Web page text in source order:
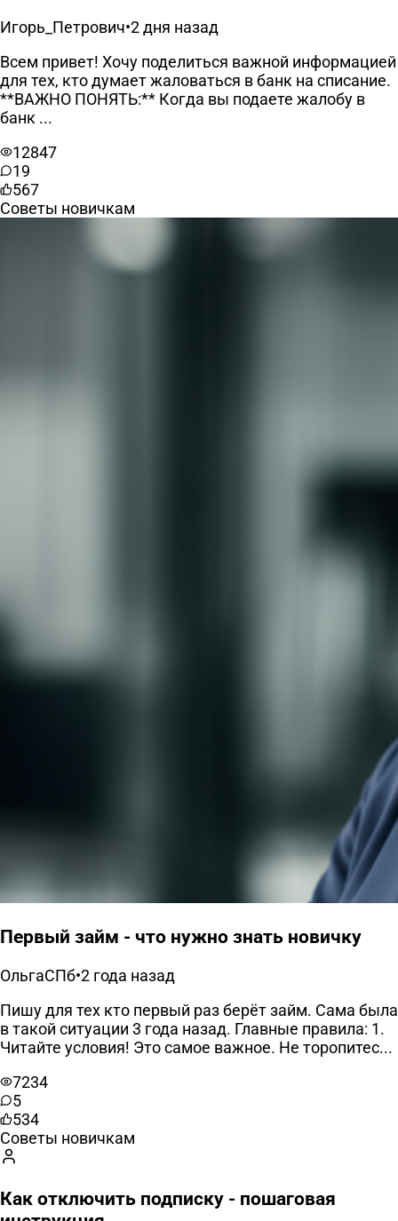
Игорь_Петрович•2 дня назад
Всем привет! Хочу поделиться важной информацией
для тех, кто думает жаловаться в банк на списание.
**ВАЖНО ПОНЯТЬ:** Когда вы подаете жалобу в
банк ...
12847
19
567
Советы новичкам
Первый займ - что нужно знать новичку
ОльгаСПб•2 года назад
Пишу для тех кто первый раз берёт займ. Сама была
в такой ситуации 3 года назад. Главные правила: 1.
Читайте условия! Это самое важное. Не торопитес...
7234
5
534
Советы новичкам
Как отключить подписку - пошаговая